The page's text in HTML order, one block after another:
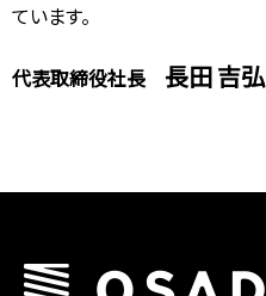
ています。
代表取締役社長 長田 吉弘